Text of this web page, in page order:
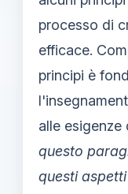
processo di
efficace.
principi è
alle esigenze
questo
questi